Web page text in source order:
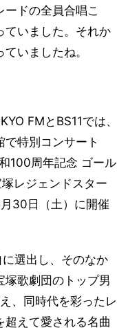
ドの全員合唱こ
ていました。それか
いましたね。
FMとBS11では、
特別コンサート
100周年記念 ゴール
レジェンドスター
30日（土）に開催
選出し、そのなか
塚歌劇団のトップ男
、同時代を彩ったレ
超えて愛される名曲